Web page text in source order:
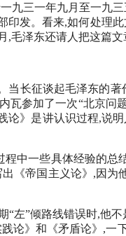
九三一年九月至一九
发。看来,如何处理
泽东还请人把这篇
长征谈起毛泽东的
参加了一次“北京
》是讲认识过程,说
中一些具体经验的
《帝国主义论》,因
左”倾路线错误时,他
论》和《矛盾论》,